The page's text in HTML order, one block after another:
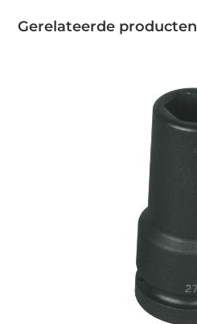
Gerelateerde producten